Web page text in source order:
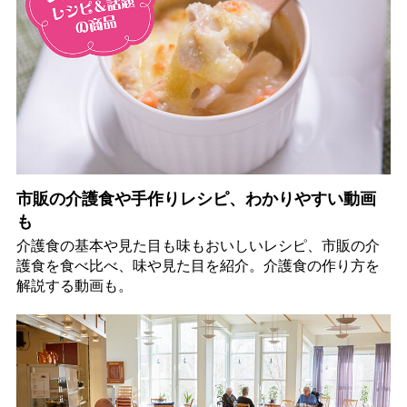
市販の介護食や手作りレシピ、わかりやすい動画
も
介護食の基本や見た目も味もおいしいレシピ、市販の介
護食を食べ比べ、味や見た目を紹介。介護食の作り方を
解説する動画も。